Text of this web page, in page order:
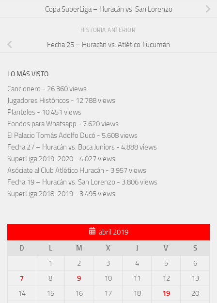
Copa SuperLiga – Huracán vs. San Lorenzo
HISTORIA ANTERIOR
Fecha 25 – Huracán vs. Atlético Tucumán
LO MÁS VISTO
Cancionero - 26.360 views
Jugadores Históricos - 12.788 views
Planteles - 10.451 views
Fondos para Whatsapp - 7.620 views
El Palacio Tomás Adolfo Ducó - 5.608 views
Fecha 27 – Huracán vs. Boca Juniors - 4.888 views
SuperLiga 2019-2020 - 4.027 views
Asóciate al Club Atlético Huracán - 3.957 views
Fecha 19 – Huracán vs. San Lorenzo - 3.806 views
SuperLiga 2018-2019 - 3.495 views
abril 2019
D
L M X J V
S
1
2 3 4 5
6
7
8 9 10 11 12
13
14
15 16 17 18 19
20